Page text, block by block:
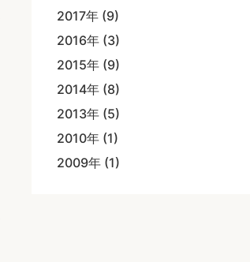
2017年 (9)
2016年 (3)
2015年 (9)
2014年 (8)
2013年 (5)
2010年 (1)
2009年 (1)